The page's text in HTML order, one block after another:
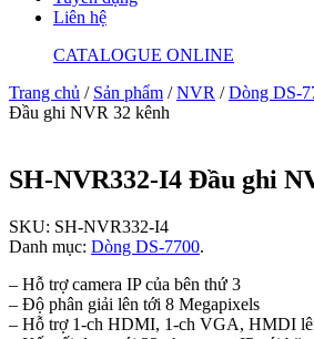
Liên hệ
CATALOGUE ONLINE
Trang chủ / Sản phẩm /NVR /Dòng DS-
Đầu ghi NVR 32 kênh
SH-NVR332-I4 Đầu ghi
SKU: SH-NVR332-I4
Danh mục: Dòng DS-7700.
– Hỗ trợ camera IP của bên thứ 3
– Độ phân giải lên tới 8 Megapixels
– Hỗ trợ 1-ch HDMI, 1-ch VGA, HMDI